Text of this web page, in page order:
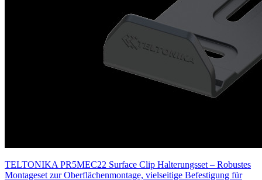
TELTONIKA PR5MEC22 Surface Clip Halterungsset – Robustes
Montageset zur Oberflächenmontage, vielseitige Befestigung für